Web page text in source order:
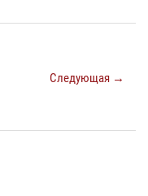
Следующая →